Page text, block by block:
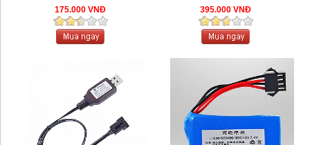
175.000 VNĐ 395.000 VNĐ